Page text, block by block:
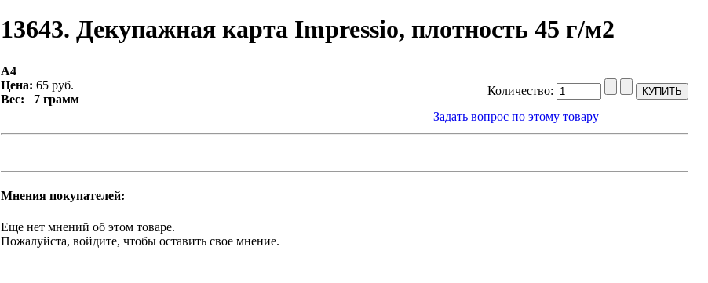
13643. Декупажная карта Impressio, плотность 45 г/м2
А4
Цена: 65 руб.
Вес: 7 грамм
Количество:
Задать вопрос по этому товару
Мнения покупателей:
Еще нет мнений об этом товаре.
Пожалуйста, войдите, чтобы оставить свое мнение.